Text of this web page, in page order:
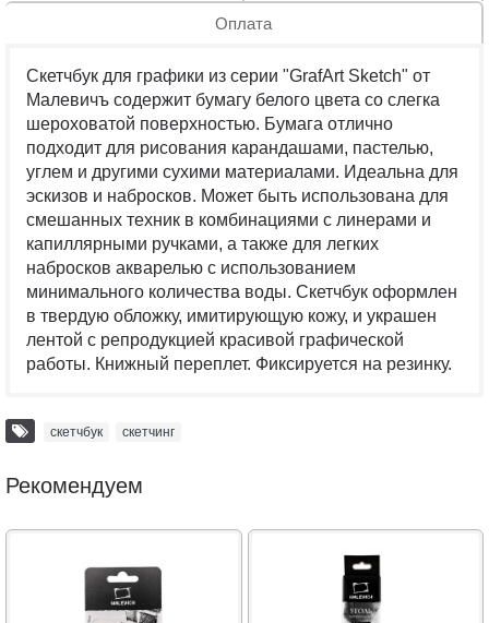
Оплата
Скетчбук для графики из серии "GrafArt Sketch" от
Малевичъ содержит бумагу белого цвета со слегка
шероховатой поверхностью. Бумага отлично
подходит для рисования карандашами, пастелью,
углем и другими сухими материалами. Идеальна для
эскизов и набросков. Может быть использована для
смешанных техник в комбинациями с линерами и
капиллярными ручками, а также для легких
набросков акварелью с использованием
минимального количества воды. Скетчбук оформлен
в твердую обложку, имитирующую кожу, и украшен
лентой с репродукцией красивой графической
работы. Книжный переплет. Фиксируется на резинку.
скетчбук скетчинг
Рекомендуем